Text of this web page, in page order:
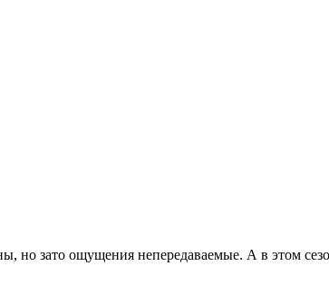
зато ощущения непередаваемые. А в этом